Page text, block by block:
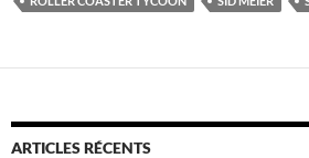
ARTICLES RÉCENTS